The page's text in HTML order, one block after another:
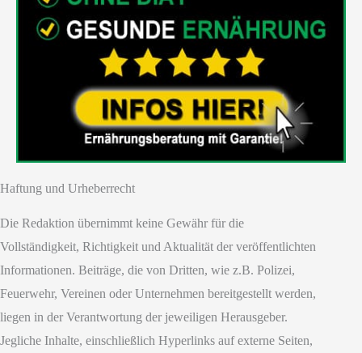
Haftung und Urheberrecht
Die Redaktion übernimmt keine Gewähr für die
Vollständigkeit, Richtigkeit und Aktualität der veröffentlichten
Informationen. Beiträge, die von Dritten, wie z.B. Polizei,
Feuerwehr, Vereinen oder Unternehmen bereitgestellt werden,
liegen in der Verantwortung der jeweiligen Herausgeber.
Jegliche Inhalte, einschließlich Hyperlinks auf externe Seiten,